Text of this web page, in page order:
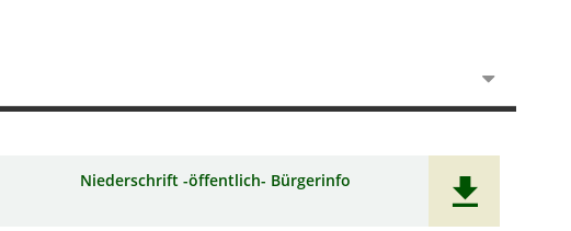
Niederschrift -öffentlich- Bürgerinfo